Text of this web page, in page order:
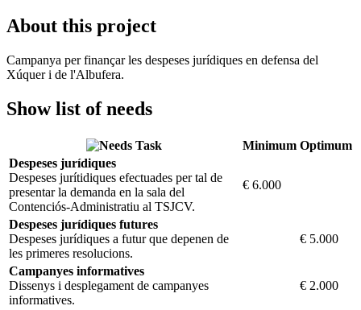
About this project
Campanya per finançar les despeses jurídiques en defensa del
Xúquer i de l'Albufera.
Show list of needs
Task Minimum Optimum
Despeses jurídiques
Despeses jurítidiques efectuades per tal de
presentar la demanda en la sala del
Contenciós-Administratiu al TSJCV.
€ 6.000
Despeses jurídiques futures
Despeses jurídiques a futur que depenen de
les primeres resolucions.
€ 5.000
Campanyes informatives
Dissenys i desplegament de campanyes
informatives.
€ 2.000